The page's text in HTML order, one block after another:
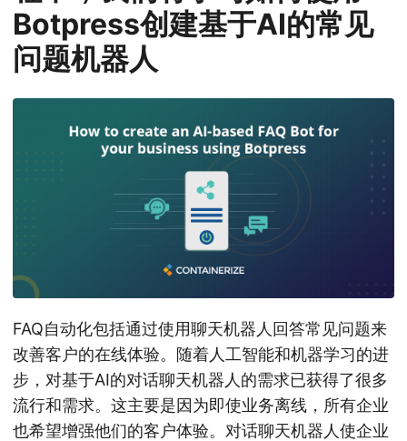
Botpress创建基于AI的常见
问题机器人
FAQ自动化包括通过使用聊天机器人回答常见问题来
改善客户的在线体验。随着人工智能和机器学习的进
步，对基于AI的对话聊天机器人的需求已获得了很多
流行和需求。这主要是因为即使业务离线，所有企业
也希望增强他们的客户体验。对话聊天机器人使企业